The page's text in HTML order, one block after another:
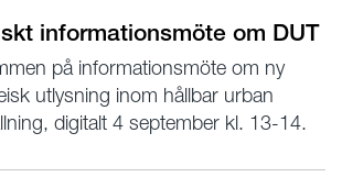
informationsmöte om DUT
på informationsmöte om ny
utlysning inom hållbar urban
digitalt 4 september kl. 13-14.